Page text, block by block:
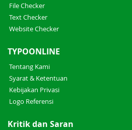
File Checker
Text Checker
Website Checker
TYPOONLINE
Tentang Kami
Syarat & Ketentuan
Kebijakan Privasi
Logo Referensi
Kritik dan Saran